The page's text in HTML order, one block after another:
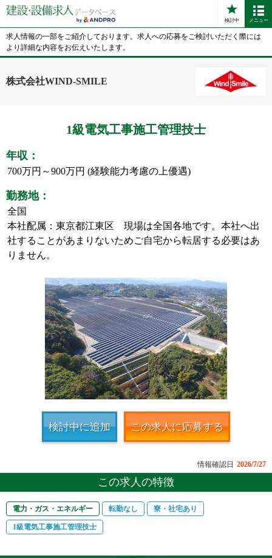
検討中 メニュー
求人情報の一部をご紹介しております。求人への応募をご検討いただく際には
より詳細な内容をお伝えいたします。
株式会社WIND-SMILE
1級電気工事施工管理技士
年収：
700万円～900万円 (経験能力考慮の上優遇)
勤務地：
全国
本社配属：東京都江東区 現場は全国各地です。本社へ出
社することがあまりないためご自宅から転居する必要はあ
りません。
検討中に追加 この求人に応募する
情報確認日 2026/7/27
この求人の特徴
電力・ガス・エネルギー 転勤なし 寮・社宅あり
1級電気工事施工管理技士